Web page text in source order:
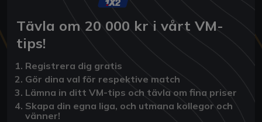
Tävla om 20 000 kr i vårt VM-
tips!
Registrera dig gratis
Gör dina val för respektive match
Lämna in ditt VM-tips och tävla om fina priser
Skapa din egna liga, och utmana kollegor och
vänner!